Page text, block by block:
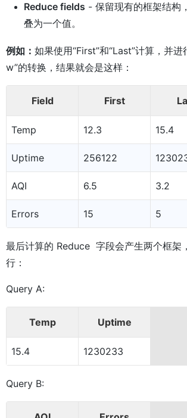
Reduce fields - 保留现有的框架结构
叠为一个值。
例如： 如果使用“First”和“Last”计算，并进
w”的转换，结果就会是这样：
Field First
Temp 12.3 15.4
Uptime 256122
AQI 6.5 3.2
Errors 15 5
最后计算的 Reduce 字段会产生两个框架
行：
Query A:
Temp Uptime
15.4 1230233
Query B: